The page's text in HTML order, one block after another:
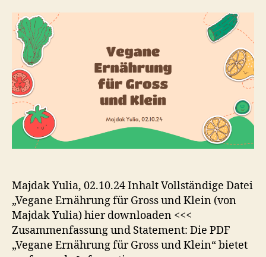
Majdak Yulia, 02.10.24 Inhalt Vollständige Datei
„Vegane Ernährung für Gross und Klein (von
Majdak Yulia) hier downloaden <<<
Zusammenfassung und Statement: Die PDF
„Vegane Ernährung für Gross und Klein“ bietet